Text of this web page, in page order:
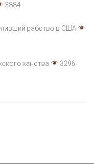
3884
рабство в США
ханства
3296